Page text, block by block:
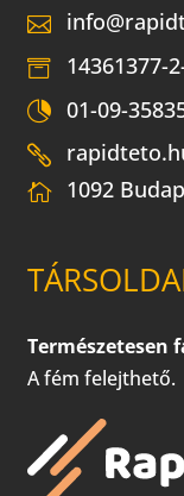
14361377-
01-09-
1092
Természetesen
A fém felejthető.